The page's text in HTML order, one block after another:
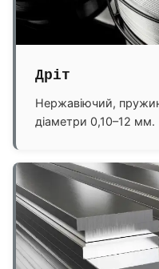
Дріт
Нержавіючий,
діаметри 0,10–12 мм.